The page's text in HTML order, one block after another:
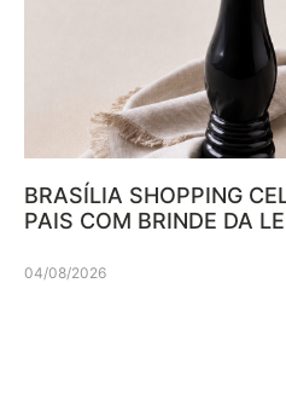
BRASÍLIA SHOPPING
PAIS COM BRINDE DA
04/08/2026